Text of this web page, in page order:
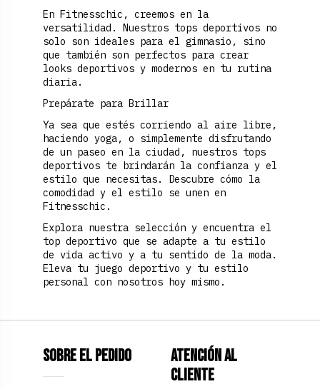
En Fitnesschic, creemos en la
versatilidad. Nuestros tops deportivos no
solo son ideales para el gimnasio, sino
que también son perfectos para crear
looks deportivos y modernos en tu rutina
diaria.
Prepárate para Brillar
Ya sea que estés corriendo al aire libre,
haciendo yoga, o simplemente disfrutando
de un paseo en la ciudad, nuestros tops
deportivos te brindarán la confianza y el
estilo que necesitas. Descubre cómo la
comodidad y el estilo se unen en
Fitnesschic.
Explora nuestra selección y encuentra el
top deportivo que se adapte a tu estilo
de vida activo y a tu sentido de la moda.
Eleva tu juego deportivo y tu estilo
personal con nosotros hoy mismo.
Sobre el pedido
Atención al
Cliente